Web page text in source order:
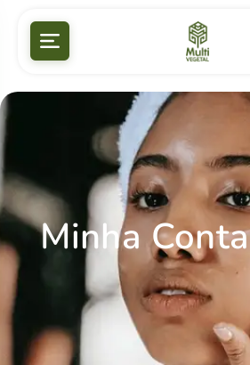
Minha Conta